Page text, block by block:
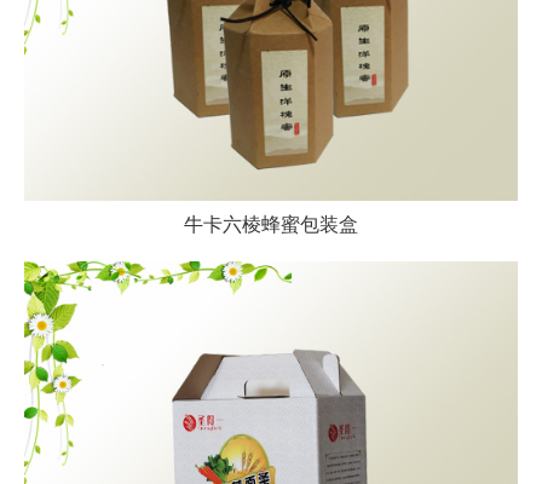
牛卡六棱蜂蜜包装盒